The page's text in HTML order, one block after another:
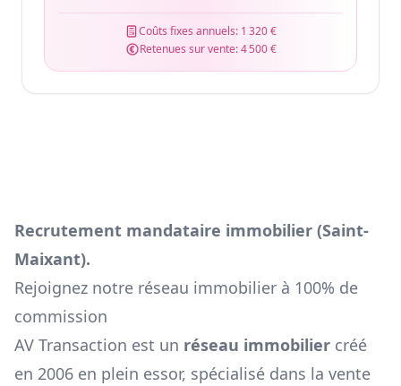
Coûts fixes annuels: 1 320 €
Retenues sur vente:4 500 €
Recrutement mandataire immobilier (Saint-
Maixant).
Rejoignez notre réseau immobilier à 100% de
commission
AV Transaction est un réseau immobilier créé
en 2006 en plein essor, spécialisé dans la vente